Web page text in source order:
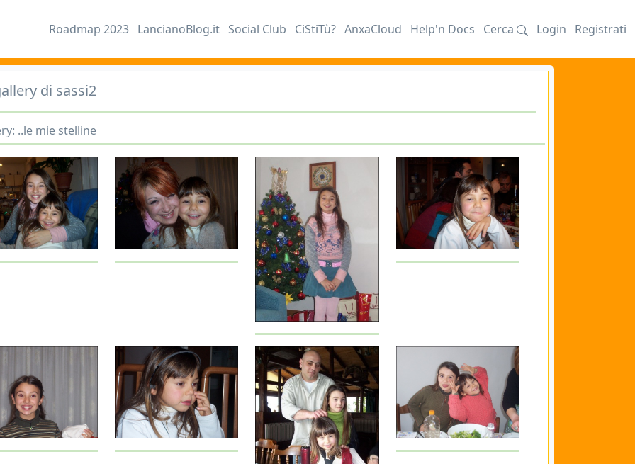
Roadmap 2023 LancianoBlog.it Social Club CiStiTù? AnxaCloud Help'n Docs Cerca Login Registrati
di sassi2
..le mie stelline